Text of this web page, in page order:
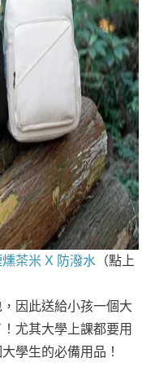
茶米 X 防潑水 （點上
因此送給小孩一個大
尤其大學上課都要用
學生的必備用品！